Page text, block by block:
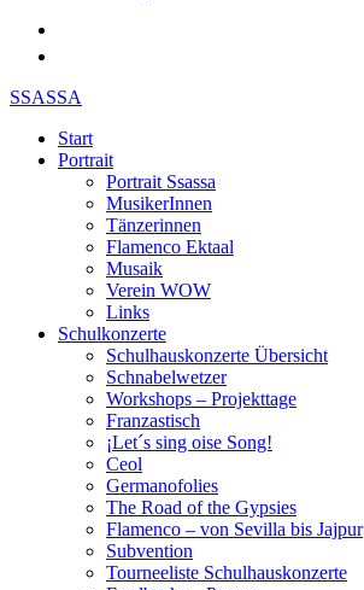
SSASSA
Start
Portrait
Portrait Ssassa
MusikerInnen
Tänzerinnen
Flamenco Ektaal
Musaik
Verein WOW
Links
Schulkonzerte
Schulhauskonzerte Übersicht
Schnabelwetzer
Workshops – Projekttage
Franzastisch
¡Let´s sing oise Song!
Ceol
Germanofolies
The Road of the Gypsies
Flamenco – von Sevilla bis Jajpur
Subvention
Tourneeliste Schulhauskonzerte